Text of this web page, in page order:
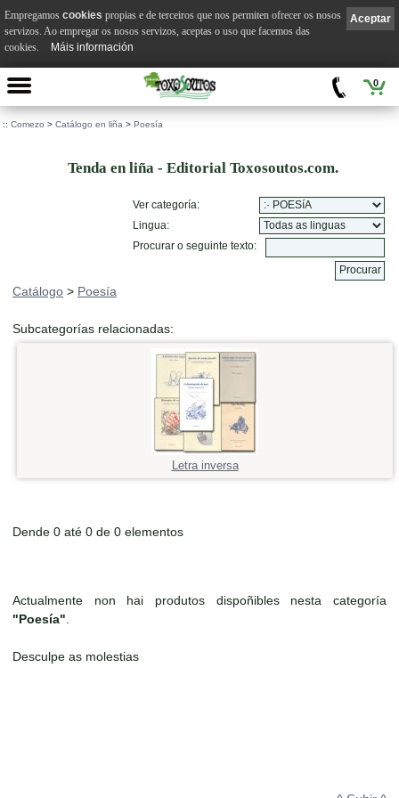
0
:: Comezo > Catálogo en liña > Poesía
Tenda en liña - Editorial Toxosoutos.com.
Ver categoría:
Lingua:
Procurar o seguinte texto:
Catálogo > Poesía
Subcategorías relacionadas:
Letra inversa
Dende 0 até 0 de 0 elementos
Actualmente non hai produtos dispoñibles nesta categoría
"Poesía"
Desculpe as molestias
Aceptar
Empregamos cookies propias e de terceiros que nos permiten ofrecer os nosos
servizos. Ao empregar os nosos servizos, aceptas o uso que facemos das
cookies.
Máis información